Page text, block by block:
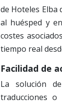
de Hoteles Elba
al huésped y
costes
tiempo real
Facilidad de
La solución
traducciones